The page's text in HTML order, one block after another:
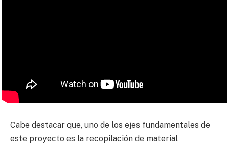
Cabe destacar que, uno de los ejes fundamentales de
este proyecto es la recopilación de material